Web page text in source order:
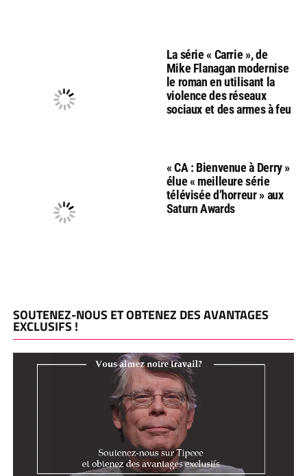
La série « Carrie », de
Mike Flanagan modernise
le roman en utilisant la
violence des réseaux
sociaux et des armes à feu
« CA : Bienvenue à Derry »
élue « meilleure série
télévisée d’horreur » aux
Saturn Awards
SOUTENEZ-NOUS ET OBTENEZ DES AVANTAGES
EXCLUSIFS !